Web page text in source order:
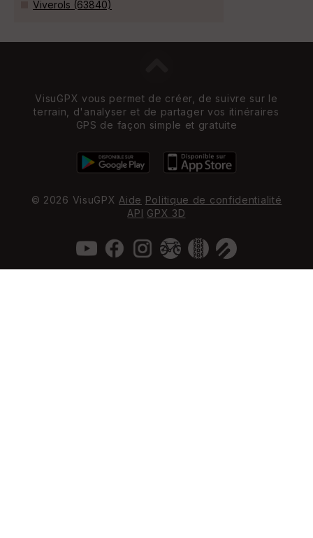
Viverols (63840)
VisuGPX vous permet de créer, de suivre sur le
terrain, d'analyser et de partager vos itinéraires
GPS de façon simple et gratuite
© 2026 VisuGPX Aide Politique de confidentialité
API GPX 3D